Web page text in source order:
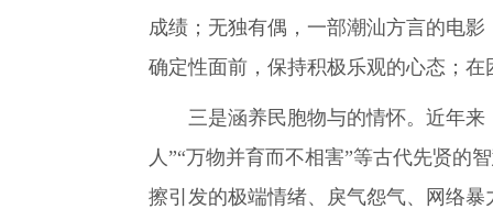
成绩；无独有偶，一部潮汕方言的电
确定性面前，保持积极乐观的心态；
三是涵养民胞物与的情怀。近年来
人”“万物并育而不相害”等古代先贤的
擦引发的极端情绪、戾气怨气、网络